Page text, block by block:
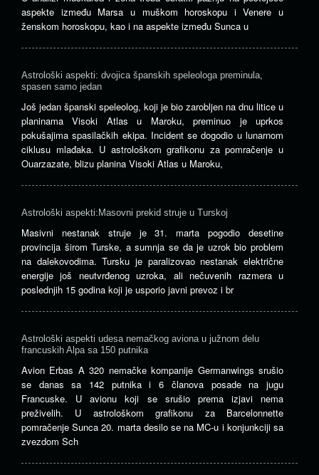
aspekte između Marsa u muškom horoskopu i Venere u
ženskom horoskopu, kao i na aspekte između Sunca u
Astrološki aspekti: dvojica španskih speleologa preminula,
spasen samo jedan
Još jedan španski speleolog, koji je bio zarobljen na dnu litice u
planinama Visoki Atlas u Maroku, preminuo je uprkos
pokušajima spasilačkih ekipa. Incident se dogodio u lunarnom
ciklusu mlađaka. U astrološkom grafikonu za pomračenje u
Ouarzazate, blizu planina Visoki Atlas u Maroku,
Astrološki aspekti:Masovni prekid struje u Turskoj
Masivni nestanak struje je 31. marta pogodio desetine
provincija širom Turske, a sumnja se da je uzrok bio problem
na dalekovodima. Tursku je paralizovao nestanak električne
energije još neutvrđenog uzroka, ali nečuvenih razmera u
poslednjih 15 godina koji je usporio javni prevoz i br
Astrološki aspekti udesa nemačkog aviona u južnom delu
francuskih Alpa sa 150 putnika
Avion Erbas A 320 nemačke kompanije Germanwings srušio
se danas sa 142 putnika i 6 članova posade na jugu
Francuske. U avionu koji se srušio prema izjavi nema
preživelih. U astrološkom grafikonu za Barcelonnette
pomračenje Sunca 20. marta desilo se na MC-u i konjunkciji sa
zvezdom Sch